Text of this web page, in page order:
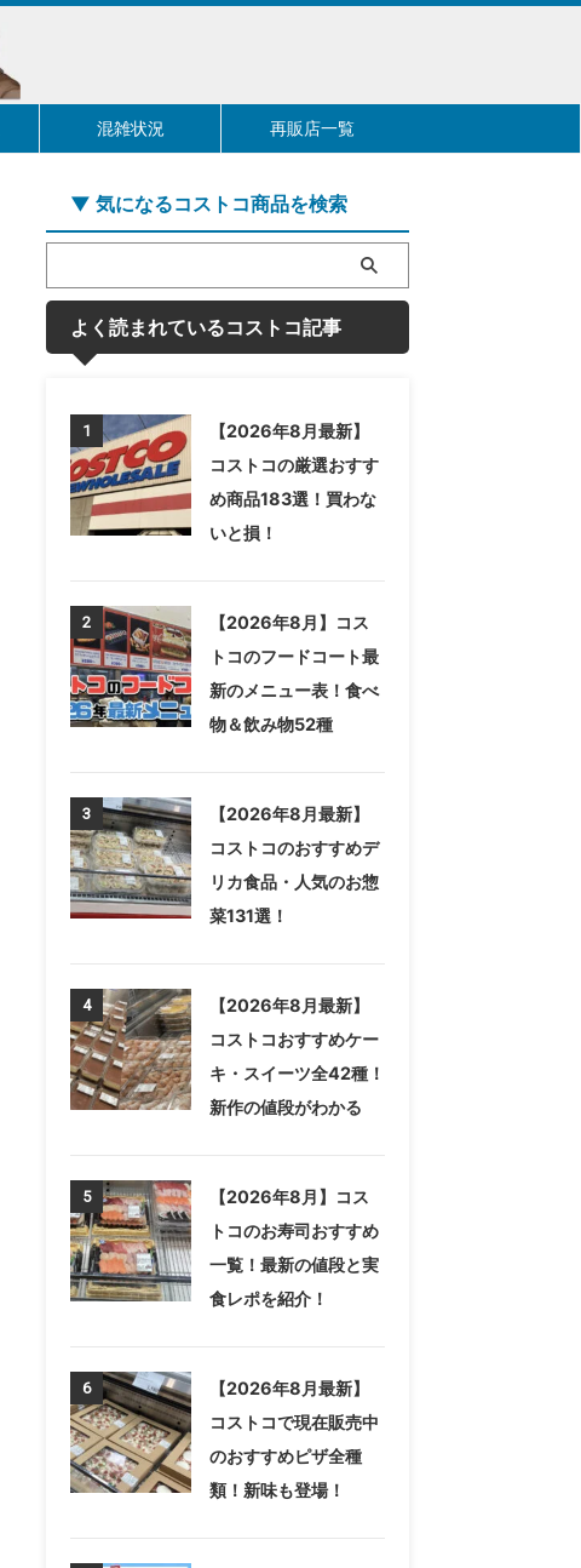
混雑状況 再販店一覧
▼ 気になるコストコ商品を検索
よく読まれているコストコ記事
1
【2026年8月最新】
コストコの厳選おすす
め商品183選！買わな
いと損！
2
【2026年8月】コス
トコのフードコート最
新のメニュー表！食べ
物＆飲み物52種
3
【2026年8月最新】
コストコのおすすめデ
リカ食品・人気のお惣
菜131選！
4
【2026年8月最新】
コストコおすすめケー
キ・スイーツ全42種！
新作の値段がわかる
5
【2026年8月】コス
トコのお寿司おすすめ
一覧！最新の値段と実
食レポを紹介！
6
【2026年8月最新】
コストコで現在販売中
のおすすめピザ全種
類！新味も登場！